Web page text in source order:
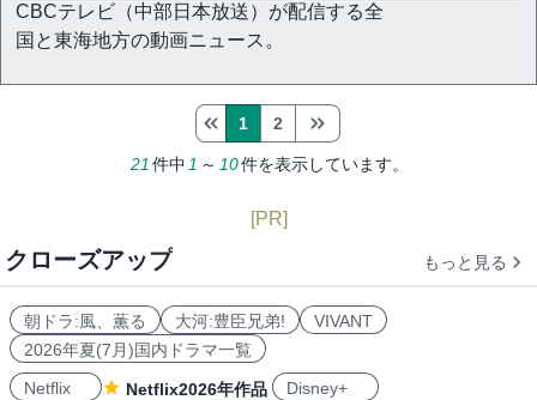
CBCテレビ（中部日本放送）が配信する全
国と東海地方の動画ニュース。
21 件中 1 ～ 10件を表示しています。
1 2
[PR]
クローズアップ もっと見る
朝ドラ:風、薫る 大河:豊臣兄弟!
VIVANT
2026年夏(7月)国内ドラマ一覧
Netflix
Netflix2026年作品
Disney+